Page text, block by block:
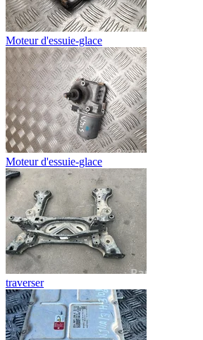
Moteur d'essuie-glace
Moteur d'essuie-glace
traverser